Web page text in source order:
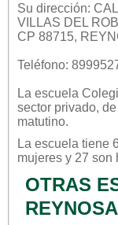
Su dirección:
VILLAS DEL
CP 88715,
Teléfono:
La escuela
sector privado,
matutino.
La escuela tiene
mujeres y 27 son
OTRAS
REYNOSA